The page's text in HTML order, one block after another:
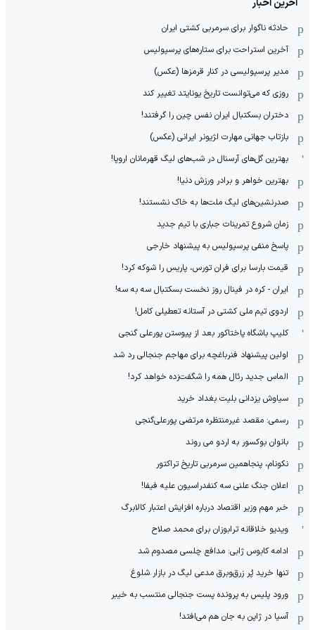
آخرین اخبار
حادثه ناگوار برای سرمربی کشتی ایران
آخرین استراحت برای ستاره‌های پرسپولیس
مدیر پرسپولیسی در کنار قرمزها (عکس)
روزی که می‌توانست تاریخ یونایتد تغییر کند
دختران بسکتبال ایران نفس چین را گرفتند!
بازتاب جهانی مهارت لژیونر ایرانی (عکس)
بهترین گل‌های آرسنال در شب‌های لیگ قهرمانان اروپا!
بهترین خواهر و برادر ورزش دنیا!
صدرنشین‌های لیگ ملت‌ها به خاک نشستند!
زمان شروع تمرینات جباری با تیم جدید
پاسخ منفی پرسپولیس به پیشنهاد خارجی
قیمت بارسا برای فران تورس، پاریس را شوکه کرد!
ایران - کره در فینال روز نخست بسکتبال سه به سه!
اردوی تیم ملی کشتی در آستانه تعطیلی کامل!
کلیپ باشگاه پاختاکور بعد از پیوستن پورعلی گنجی
اولین پیشنهاد فنرباغچه برای مهاجم جنجالی رد شد
الماس جدید رئال همه را شگفت‌زده خواهد کرد!
سیاوش یزدانی بلیت بغداد خرید
رسمی: مقصد غیرمنتظره مرتضی پورعلی‌گنجی
بانوان بوکسور به اردو می روند
نکونام، پنجاهمین سرمربی تاریخ تراکتور
اعلان جنگ علنی سه کنفدراسیون علیه فیفا!
خبر مهم وزیر اقتصاد درباره افزایش اعتبار کالابرگ
ویدیو خلاقانه ترابوزان برای محمد صلاح
ادامه کابوس ژابی: مدافع چلسی مصدوم شد
تنها خرید پُر زرق‌وبرق مدعی لیگ در بازار شلوغ
ورود پلیس به پرونده پست جنجالی منتسب به خیبر
آسیا در ژاپن به جان هم می‌افتد!